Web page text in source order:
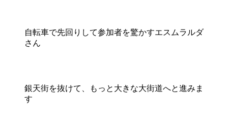
自転車で先回りして参加者を驚かすエスムラルダ
さん
銀天街を抜けて、もっと大きな大街道へと進みま
す